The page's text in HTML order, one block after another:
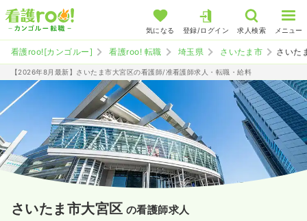
気になる 登録/ログイン 求人検索 メニュー
看護roo![カンゴルー] 看護roo! 転職 埼玉県 さいたま市 さいた
【2026年8月最新】さいたま市大宮区の看護師/准看護師求人・転職・給料
さいたま市大宮区 の看護師求人